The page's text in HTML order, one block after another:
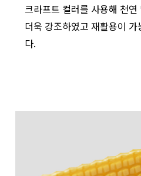
크라프트 컬러를 사용해 천
더욱 강조하였고 재활용이
다.